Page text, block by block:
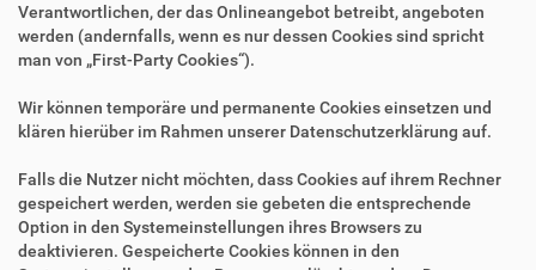
Verantwortlichen, der das Onlineangebot betreibt, angeboten
werden (andernfalls, wenn es nur dessen Cookies sind spricht
man von „First-Party Cookies“).
Wir können temporäre und permanente Cookies einsetzen und
klären hierüber im Rahmen unserer Datenschutzerklärung auf.
Falls die Nutzer nicht möchten, dass Cookies auf ihrem Rechner
gespeichert werden, werden sie gebeten die entsprechende
Option in den Systemeinstellungen ihres Browsers zu
deaktivieren. Gespeicherte Cookies können in den